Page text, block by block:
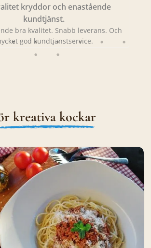
kryddor och enastående
kundtjänst.
bra kvalitet. Snabb leverans. Och
god kundtjänstservice.
kreativa kockar